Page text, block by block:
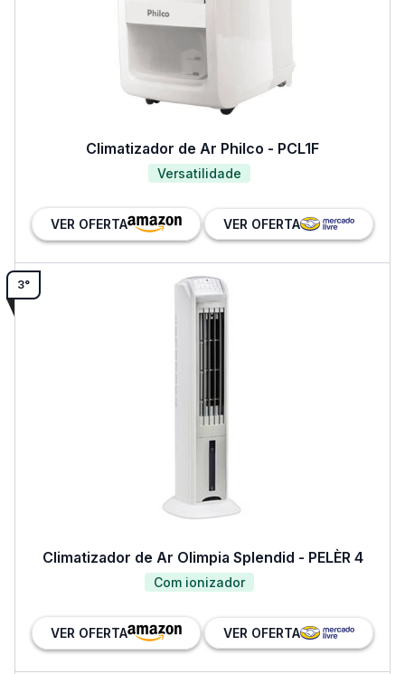
Climatizador de Ar Philco - PCL1F
Versatilidade
VER OFERTA VER OFERTA
3°
Climatizador de Ar Olimpia Splendid - PELÈR 4
Com ionizador
VER OFERTA VER OFERTA